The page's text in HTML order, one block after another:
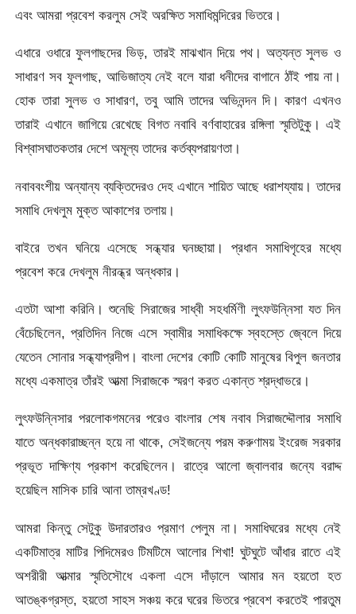
এবং আমরা প্রবেশ করলুম সেই অরক্ষিত সমাধিমন্দিরের ভিতরে।
এধারে ওধারে ফুলগাছদের ভিড়, তারই মাঝখান দিয়ে পথ। অত্যন্ত সুলভ ও
সাধারণ সব ফুলগাছ, আভিজাত্য নেই বলে যারা ধনীদের বাগানে ঠাঁই পায় না।
হোক তারা সুলভ ও সাধারণ, তবু আমি তাদের অভিনন্দন দি। কারণ এখনও
তারাই এখানে জাগিয়ে রেখেছে বিগত নবাবি বর্ণবাহারের রঙ্গিলা স্মৃতিটুকু। এই
বিশ্বাসঘাতকতার দেশে অমূল্য তাদের কর্তব্যপরায়ণতা।
নবাববংশীয় অন্যান্য ব্যক্তিদেরও দেহ এখানে শায়িত আছে ধরাশয্যায়। তাদের
সমাধি দেখলুম মুক্ত আকাশের তলায়।
বাইরে তখন ঘনিয়ে এসেছে সন্ধ্যার ঘনচ্ছায়া। প্রধান সমাধিগৃহের মধ্যে
প্রবেশ করে দেখলুম নীরন্ধ্র অন্ধকার।
এতটা আশা করিনি। শুনেছি সিরাজের সাধ্বী সহধর্মিণী লুৎফউন্নিসা যত দিন
বেঁচেছিলেন, প্রতিদিন নিজে এসে স্বামীর সমাধিকক্ষে স্বহস্তে জ্বেলে দিয়ে
যেতেন সোনার সন্ধ্যাপ্রদীপ। বাংলা দেশের কোটি কোটি মানুষের বিপুল জনতার
মধ্যে একমাত্র তাঁরই আত্মা সিরাজকে স্মরণ করত একান্ত শ্রদ্ধাভরে।
লুৎফউন্নিসার পরলোকগমনের পরেও বাংলার শেষ নবাব সিরাজদ্দৌলার সমাধি
যাতে অন্ধকারাচ্ছন্ন হয়ে না থাকে, সেইজন্যে পরম করুণাময় ইংরেজ সরকার
প্রভূত দাক্ষিণ্য প্রকাশ করেছিলেন। রাত্রে আলো জ্বালবার জন্যে বরাদ্দ
হয়েছিল মাসিক চারি আনা তাম্রখণ্ড!
আমরা কিন্তু সেটুকু উদারতারও প্রমাণ পেলুম না। সমাধিঘরের মধ্যে নেই
একটিমাত্র মাটির পিদিমেরও টিমটিমে আলোর শিখা! ঘুটঘুটে আঁধার রাতে এই
অশরীরী আত্মার স্মৃতিসৌধে একলা এসে দাঁড়ালে আমার মন হয়তো হত
আতঙ্কগ্রস্ত, হয়তো সাহস সঞ্চয় করে ঘরের ভিতরে প্রবেশ করতেই পারতুম